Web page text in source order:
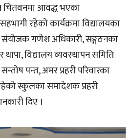
चितवनमा आवद्ध भएका
रहेको कार्यक्रमा विद्यालयका
संयोजक गणेश अधिकारी, सङ्गठनका
विद्यालय व्यवस्थापन समिति
पन्त, अमर प्रहरी परिवारका
स्कुलका समादेशक प्रहरी
दिए ।